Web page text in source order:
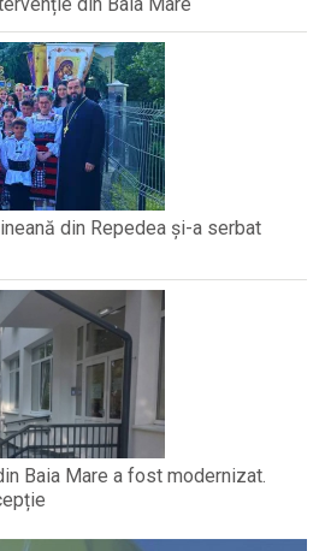
din Repedea și-a serbat
Baia Mare a fost modernizat.